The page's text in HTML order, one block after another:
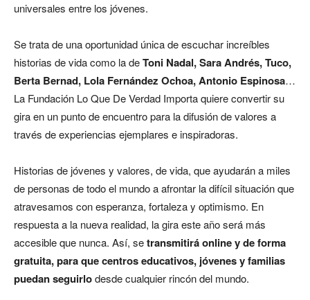
universales entre los jóvenes.
Se trata de una oportunidad única de escuchar increíbles
historias de vida como la deToni Nadal, Sara Andrés, Tuco,
Berta Bernad, Lola Fernández Ochoa, Antonio Espinosa…
La Fundación Lo Que De Verdad Importa quiere convertir su
gira en un punto de encuentro para la difusión de valores a
través de experiencias ejemplares e inspiradoras.
Historias de jóvenes y valores, de vida, que ayudarán a miles
de personas de todo el mundo a afrontar la difícil situación que
atravesamos con esperanza, fortaleza y optimismo. En
respuesta a la nueva realidad, la gira este año será más
accesible que nunca. Así, setransmitirá online y de forma
gratuita, para que centros educativos, jóvenes y familias
puedan seguirlodesde cualquier rincón del mundo.